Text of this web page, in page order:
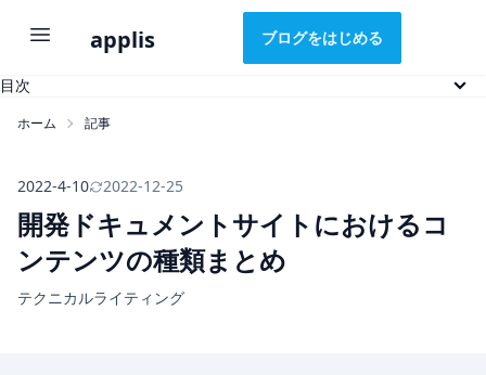
applis ブログをはじめる
目次
読者の種類
重要度 ★★★ のコンテンツ
重要度 ★★☆ のコンテンツ
重要度 ★☆☆ のコンテンツ
読者にあわせたコンテンツをつくる
おわりに
ホーム 記事
2022-4-10 2022-12-25
開発ドキュメントサイトにおけるコ
ンテンツの種類まとめ
テクニカルライティング